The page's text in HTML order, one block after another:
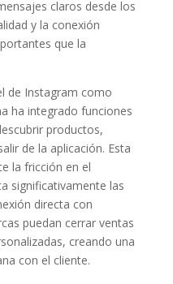
claros desde los
y la conexión
que la
de Instagram como
ha integrado funciones
productos,
de la aplicación. Esta
la fricción en el
significativamente las
directa con
puedan cerrar ventas
creando una
con el cliente.